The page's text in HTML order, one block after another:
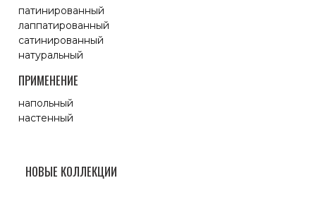
патинированный
лаппатированный
сатинированный
натуральный
ПРИМЕНЕНИЕ
напольный
настенный
НОВЫЕ КОЛЛЕКЦИИ